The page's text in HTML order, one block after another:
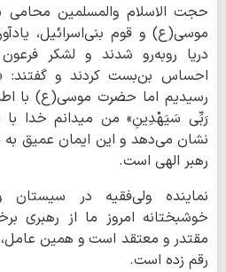
حجت الاسلام والمسلمین محامی
موسی(ع) و قوم بنی‌اسرائیل،
دریا روبه‌رو شدند و لشکر
احساس بن‌بست کردند و گفتند:
رسیدیم اما حضرت موسی(ع) با
رَبِّی سَیَهْدِینِ» من میدانم خدا
نشان می‌دهد و این ایمان عمیق به
رهبر الهی است.
نماینده ولی‌فقیه در سیستان
خوشبختانه امروز ما از رهبری
مقتدر و معتقد است و همین عامل،
رقم زده است.